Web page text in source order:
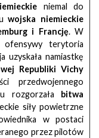
niemal do
wojska niemieckie
i Francję. W
ofensywy terytoria
uzyskała namiastkę
Republiki Vichy
przedwojennego
rozgorzała bitwa
siły powietrzne
w postaci
przez pilotów